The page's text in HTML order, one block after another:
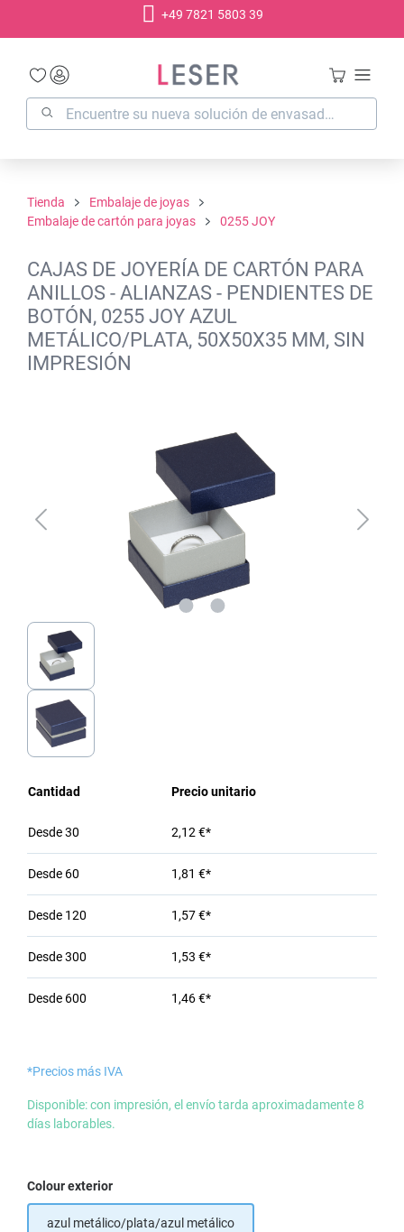
+49 7821 5803 39
Tienda
Embalaje de joyas
Embalaje de cartón para joyas
0255 JOY
CAJAS DE JOYERÍA DE CARTÓN PARA
ANILLOS - ALIANZAS - PENDIENTES DE
BOTÓN, 0255 JOY AZUL
METÁLICO/PLATA, 50X50X35 MM, SIN
IMPRESIÓN
Cantidad Precio unitario
Desde30 2,12 €*
Desde 60 1,81 €*
Desde 120 1,57 €*
Desde300 1,53 €*
Desde 600 1,46 €*
*Precios más IVA
Disponible: con impresión, el envío tarda aproximadamente 8
días laborables.
Seleccione
Colour exterior
azul metálico/plata/azul metálico